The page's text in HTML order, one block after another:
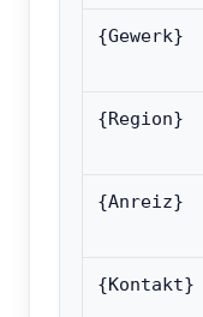
{Gewerk}
{Region}
{Anreiz}
{Kontakt}